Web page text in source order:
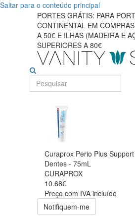
Saltar para o conteúdo principal
PORTES GRÁTIS: PARA
CONTINENTAL EM
A 50€ E ILHAS (MADEIRA E
SUPERIORES A 80€
Curaprox Perio Plus
Dentes - 75mL
CURAPROX
10.68€
Preço com IVA incluído
Notifiquem-me